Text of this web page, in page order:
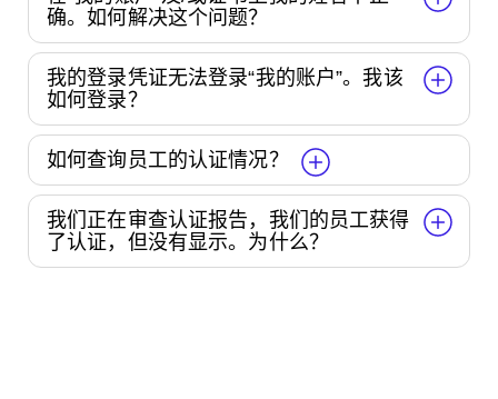
确。如何解决这个问题？
我的登录凭证无法登录“我的账户”。我该
如何登录？
如何查询员工的认证情况？
我们正在审查认证报告，我们的员工获得
了认证，但没有显示。为什么？